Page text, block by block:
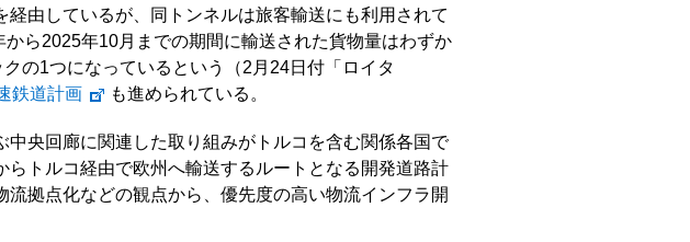
由しているが、同トンネルは旅客輸送にも利用されて
ら2025年10月までの期間に輸送された貨物量はわずか
の1つになっているという（2月24日付「ロイタ
鉄道計画 も進められている。
央回廊に関連した取り組みがトルコを含む関係各国で
トルコ経由で欧州へ輸送するルートとなる開発道路計
拠点化などの観点から、優先度の高い物流インフラ開